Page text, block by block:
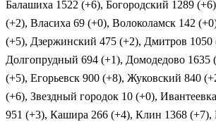
Балашиха 1522 (+6), Богородский 1289
(+2), Власиха 69 (+0), Волоколамск 142
(+5), Дзержинский 475 (+2), Дмитров 1050
Долгопрудный 694 (+1), Домодедово 1635
(+5), Егорьевск 900 (+8), Жуковский 840
(+6), Звездный городок 10 (+0),
951 (+3), Кашира 266 (+4), Клин 1368 (+7),